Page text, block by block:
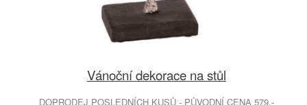
Vánoční dekorace na stůl
DOPRODEJ POSLEDNÍCH KUSŮ - PŮVODNÍ CENA 579.-